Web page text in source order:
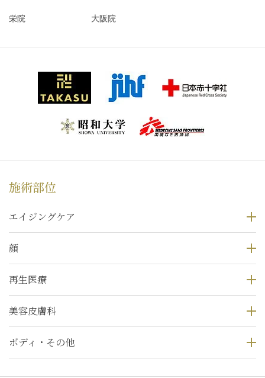
栄院 大阪院
施術部位
エイジングケア
顔
再生医療
美容皮膚科
ボディ・その他